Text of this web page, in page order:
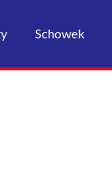
Schowek